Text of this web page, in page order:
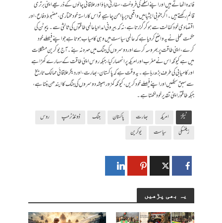
فائدہ اٹھاتے ہیں اور اپنے اسلحے کی فروخت، سفارتی دباؤ اور علاقائی چالوں کے ذریعے اپنی برتری
قائم رکھتے ہیں۔ اگر جنوبی ایشیا میں واقعی دیرپا امن چاہیے تو اس کا راستہ خودمختاری، مضبوط دفاع، اور
اقتصادی خودکفالت سے ہو کر گزرتا ہے، نہ کہ بیرونی امداد یا عالمی طاقتوں کی ثالثی سے۔پیوٹن کی
حکمت عملی نے یہ واضح کر دیا ہے کہ عالمی سیاست میں وہی کامیاب ہوتا ہے جو اپنے فیصلے خود
کرے، اپنی طاقت پر بھروسہ کرے اور دوسروں کی جنگ میں مہرہ نہ بنے۔ آج یوکرین مشکلات
میں ہے کیونکہ اس نے مغرب اورامریکہ پر انحصار کیا، جبکہ روس اپنی طاقت کے سہارے کھڑا ہے
اور کامیابی کی طرف بڑھ رہا ہے۔یہ وقت ہے کہ پاکستان، بھارت، اور دیگر علاقائی ممالک تاریخ
سے سبق سیکھیں اور اپنے فیصلے خود کریں، کیونکہ کمزور ہمیشہ دوسروں کی جنگ کا ایندھن بنتا ہے،
جبکہ طاقتور اپنی تقدیر خود لکھتا ہے۔
ٹیگز امریکہ بھارت پاکستان جنگ ڈونلڈ ٹرمپ
روس
زیلنسکی
سیاست یوکرین
یہ بھی پڑھیں